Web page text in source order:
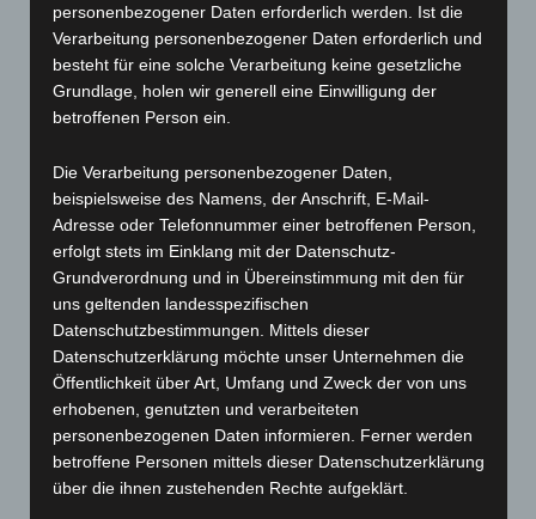
unterschiedlichen Normen haben wir ein weiteres
Aufgabengebiet, die Dienstleistung, für unsere
Kunden vor Ort aufgebaut. Neben der Beratung
gehören zum Beispiel auch die Wartung von
wärmetechnischen Anlagen,
Restsauerstoffmessungen, Schleppmessungen,
Visualisierungen sowie Optimierung der Anlagen
zu unserem Aufgabengebiet.
Unsere Mitarbeiter sind Experten auf ihrem
personenbezogener Daten erforderlich werden. Ist die
Verarbeitung personenbezogener Daten erforderlich und
besteht für eine solche Verarbeitung keine gesetzliche
Grundlage, holen wir generell eine Einwilligung der
betroffenen Person ein.
Die Verarbeitung personenbezogener Daten,
beispielsweise des Namens, der Anschrift, E-Mail-
Adresse oder Telefonnummer einer betroffenen Person,
erfolgt stets im Einklang mit der Datenschutz-
Grundverordnung und in Übereinstimmung mit den für
uns geltenden landesspezifischen
Datenschutzbestimmungen. Mittels dieser
Datenschutzerklärung möchte unser Unternehmen die
Öffentlichkeit über Art, Umfang und Zweck der von uns
erhobenen, genutzten und verarbeiteten
personenbezogenen Daten informieren. Ferner werden
betroffene Personen mittels dieser Datenschutzerklärung
über die ihnen zustehenden Rechte aufgeklärt.